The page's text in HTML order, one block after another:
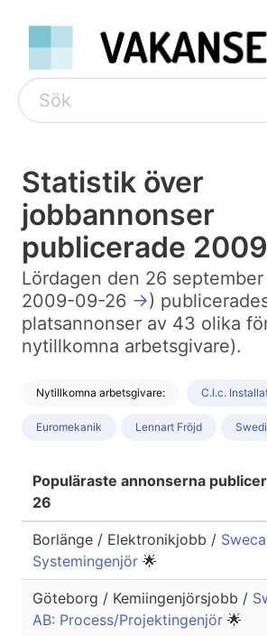
Statistik över
jobbannonser
publicerade
Lördagen den 26
2009-09-26 →)
platsannonser av 43 olika
nytillkomna arbetsgivare).
Nytillkomna arbetsgivare: C.l.c.
Euromekanik Lennart Fröjd
Populäraste annonserna
26
Borlänge / Elektronikjobb /
Systemingenjör 🌟
Göteborg / Kemiingenjörsjobb /
AB: Process/Projektingenjör 🌟